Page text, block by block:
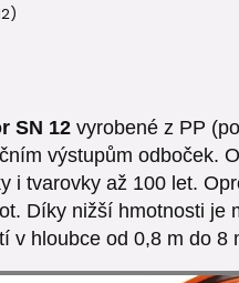
SN 12vyrobené z PP
výstupům odboček.
i tvarovky až 100 let.
Díky nižší hmotnosti
v hloubce od 0,8 m do 8